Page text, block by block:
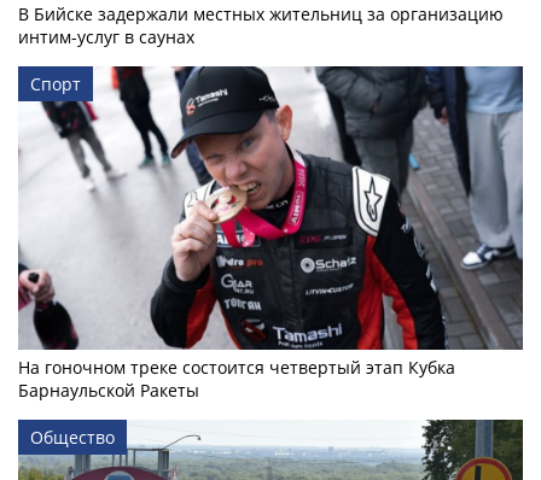
В Бийске задержали местных жительниц за организацию
интим-услуг в саунах
Спорт
На гоночном треке состоится четвертый этап Кубка
Барнаульской Ракеты
Общество